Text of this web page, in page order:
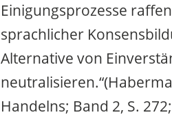
Einigungsprozesse
sprachlicher
Alternative von
Handelns; Band 2, S. 272;